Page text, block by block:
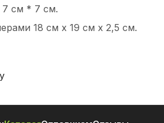
7 см * 7 см.
18 см x 19 см x 2,5 см.